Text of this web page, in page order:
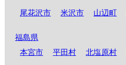
尾花沢市 米沢市 山辺町
福島県
本宮市
平田村 北塩原村